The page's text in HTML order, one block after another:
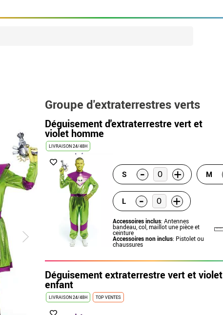
Groupe d'extraterrestres verts
Déguisement d'extraterrestre vert et
violet homme
LIVRAISON 24/48H
S - + M
L - +
Accessoires inclus: Antennes
bandeau, col, maillot une pièce et
ceinture
Accessoires non inclus: Pistolet ou
chaussures
Déguisement extraterrestre vert et violet
enfant
LIVRAISON 24/48H TOP VENTES